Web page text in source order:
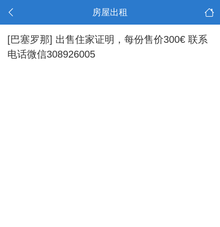
房屋出租
[巴塞罗那] 出售住家证明，每份售价300€ 联系
电话微信308926005